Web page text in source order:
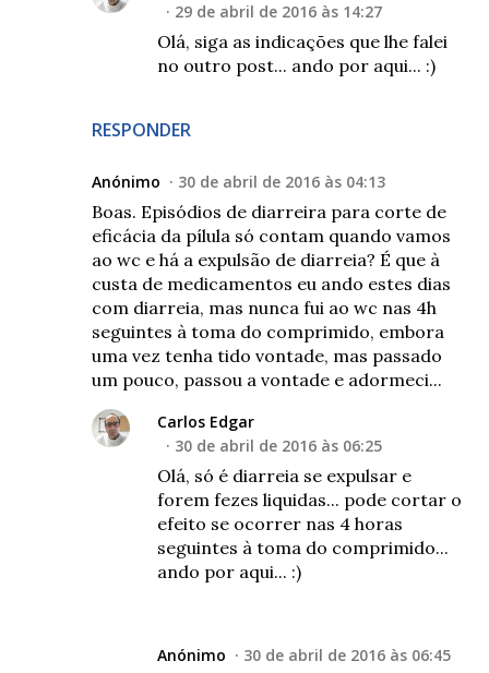
RESPONDER
29 de abril de 2016 às 14:27
Olá, siga as indicações que lhe falei
no outro post... ando por aqui... :)
Anónimo 30 de abril de 2016 às 04:13
Boas. Episódios de diarreira para corte de
eficácia da pílula só contam quando vamos
ao wc e há a expulsão de diarreia? É que à
custa de medicamentos eu ando estes dias
com diarreia, mas nunca fui ao wc nas 4h
seguintes à toma do comprimido, embora
uma vez tenha tido vontade, mas passado
um pouco, passou a vontade e adormeci...
Carlos Edgar
30 de abril de 2016 às 06:25
Olá, só é diarreia se expulsar e
forem fezes liquidas... pode cortar o
efeito se ocorrer nas 4 horas
seguintes à toma do comprimido...
ando por aqui... :)
Anónimo 30 de abril de 2016 às 06:45